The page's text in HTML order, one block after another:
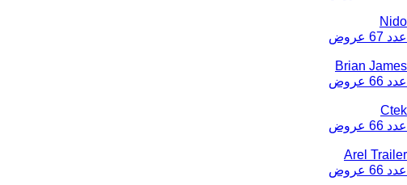
Nido
عدد 67 عروض
Brian James
عدد 66 عروض
Ctek
عدد 66 عروض
Arel Trailer
عدد 66 عروض